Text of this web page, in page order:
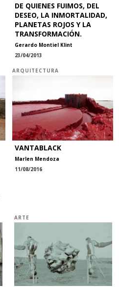
DE QUIENES FUIMOS, DEL
DESEO, LA INMORTALIDAD,
PLANETAS ROJOS Y LA
TRANSFORMACIÓN.
Gerardo Montiel Klint
23/04/2013
ARQUITECTURA
VANTABLACK
Marlen Mendoza
11/08/2016
ARTE